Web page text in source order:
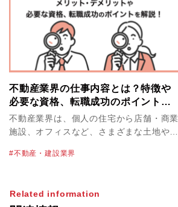
不動産業界の仕事内容とは？特徴や
必要な資格、転職成功のポイントを
解説！
不動産業界は、個人の住宅から店舗・商業
施設、オフィスなど、さまざまな土地や建
単価は高く、必然的に大きな案件を扱うこ
職で不動産業界を目指すにあたって、仕事
不動産・建設業界
Related information